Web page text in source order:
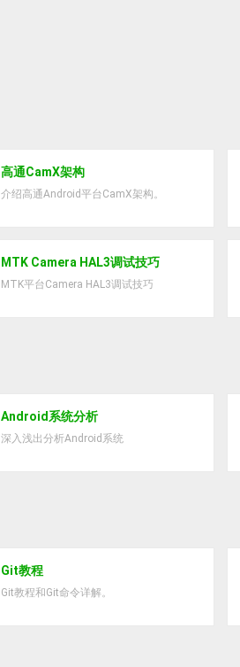
高通CamX架构
介绍高通Android平台CamX架构。
MTK Camera HAL3调试技巧
MTK平台Camera HAL3调试技巧
Android系统分析
深入浅出分析Android系统
Git教程
Git教程和Git命令详解。